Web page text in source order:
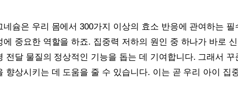
네슘은 우리 몸에서 300가지 이상의 효소 반응에 관여하는
에 중요한 역할을 하죠. 집중력 저하의 원인 중 하나가 바로
전달 물질의 정상적인 기능을 돕는 데 기여합니다. 그래서
향상시키는 데 도움을 줄 수 있습니다. 이는 곧 우리 아이 집